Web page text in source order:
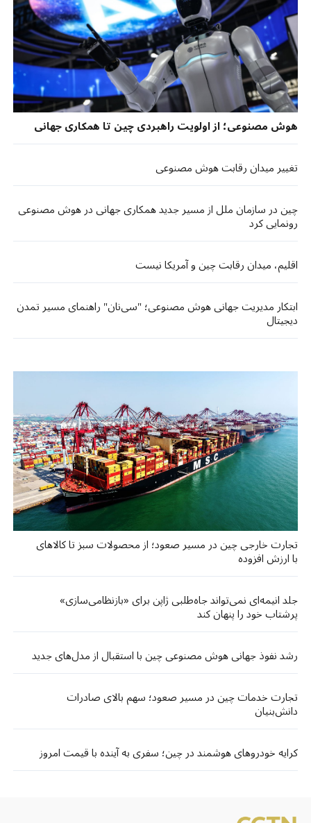
هوش مصنوعی؛ از اولویت راهبردی چین تا همکاری جهانی
تغییر میدان رقابت هوش مصنوعی
چین در سازمان ملل از مسیر جدید همکاری جهانی در هوش مصنوعی
رونمایی کرد
اقلیم، میدان رقابت چین و آمریکا نیست
ابتکار مدیریت جهانی هوش مصنوعی؛ "سی‌نان" راهنمای مسیر تمدن
دیجیتال
تجارت خارجی چین در مسیر صعود؛ از محصولات سبز تا کالاهای
با ارزش افزوده
جلد انیمه‌ای نمی‌تواند جاه‌طلبی ژاپن برای «بازنظامی‌سازی»
پرشتاب خود را پنهان کند
رشد نفوذ جهانی هوش مصنوعی چین با استقبال از مدل‌های جدید
تجارت خدمات چین در مسیر صعود؛ سهم بالای صادرات
دانش‌بنیان
کرایه خودروهای هوشمند در چین؛ سفری به آینده با قیمت امروز